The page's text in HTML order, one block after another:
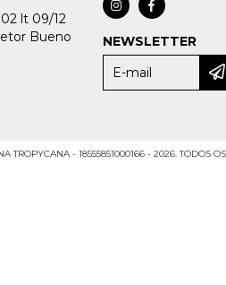
lt 09/12
Bueno
NEWSLETTER
TROPYCANA - 18555851000166 - 2026. TODOS